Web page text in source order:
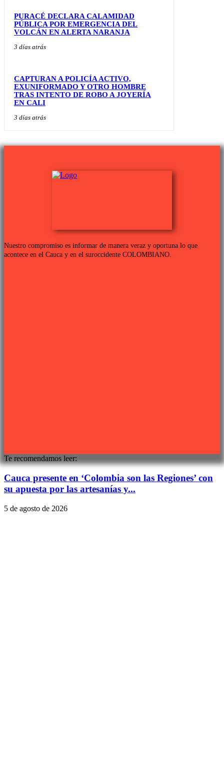
PURACÉ DECLARA CALAMIDAD
PÚBLICA POR EMERGENCIA DEL
VOLCÁN EN ALERTA NARANJA
3 días atrás
CAPTURAN A POLICÍA ACTIVO,
EXUNIFORMADO Y OTRO HOMBRE
TRAS INTENTO DE ROBO A JOYERÍA
EN CALI
3 días atrás
Nuestro compromiso es informar de manera veraz y oportuna lo que
acontece en el Cauca y en el suroccidente COLOMBIANO.
Te recomendamos leer:
Cauca presente en ‘Colombia son las Regiones’ con
su apuesta por las artesanías y...
5 de agosto de 2026